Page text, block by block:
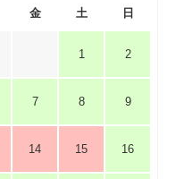
金 土 日
1 2
7 8 9
14 15 16